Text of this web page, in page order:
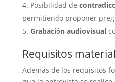
Posibilidad de
permitiendo proponer
Grabación audiovisual
Requisitos
Además de los requisitos